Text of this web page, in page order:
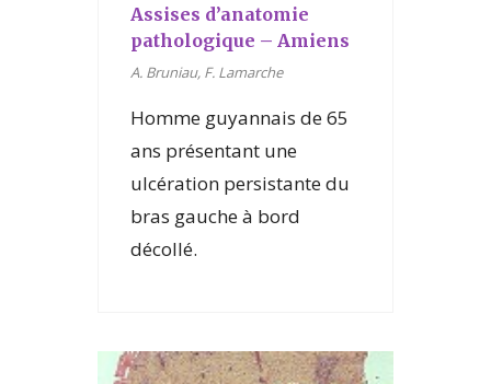
Assises d’anatomie
pathologique – Amiens
A. Bruniau, F. Lamarche
Homme guyannais de 65
ans présentant une
ulcération persistante du
bras gauche à bord
décollé.